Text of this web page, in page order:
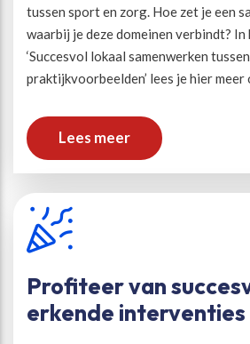
tussen sport en zorg. Hoe zet je een
waarbij je deze domeinen verbindt?
‘Succesvol lokaal samenwerken
praktijkvoorbeelden’ lees je hier meer
Lees meer
Profiteer van
erkende interventies